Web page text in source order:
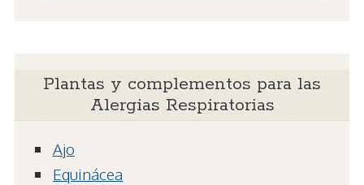
Plantas y complementos para las
Alergias Respiratorias
Ajo
Equinácea